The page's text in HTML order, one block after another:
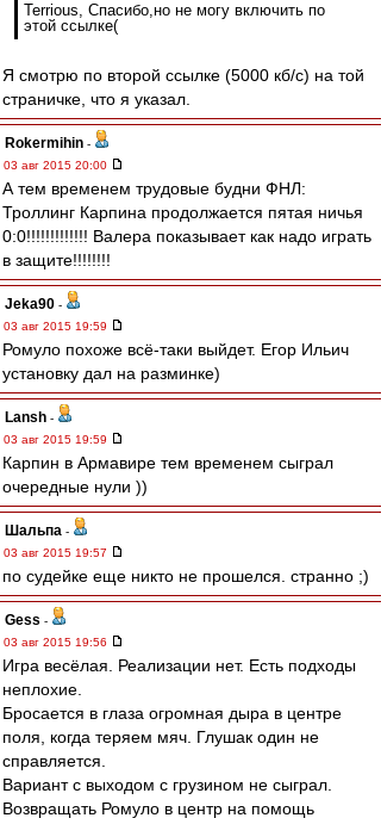
Terrious, Спасибо,но не могу включить по
этой ссылке(
Я смотрю по второй ссылке (5000 кб/с) на той
страничке, что я указал.
Rokermihin -
03 авг 2015 20:00
А тем временем трудовые будни ФНЛ:
Троллинг Карпина продолжается пятая ничья
0:0!!!!!!!!!!!!! Валера показывает как надо играть
в защите!!!!!!!!
Jeka90 -
03 авг 2015 19:59
Ромуло похоже всё-таки выйдет. Егор Ильич
установку дал на разминке)
Lansh -
03 авг 2015 19:59
Карпин в Армавире тем временем сыграл
очередные нули ))
Шальпа -
03 авг 2015 19:57
по судейке еще никто не прошелся. странно ;)
Gess -
03 авг 2015 19:56
Игра весёлая. Реализации нет. Есть подходы
неплохие.
Бросается в глаза огромная дыра в центре
поля, когда теряем мяч. Глушак один не
справляется.
Вариант с выходом с грузином не сыграл.
Возвращать Ромуло в центр на помощь